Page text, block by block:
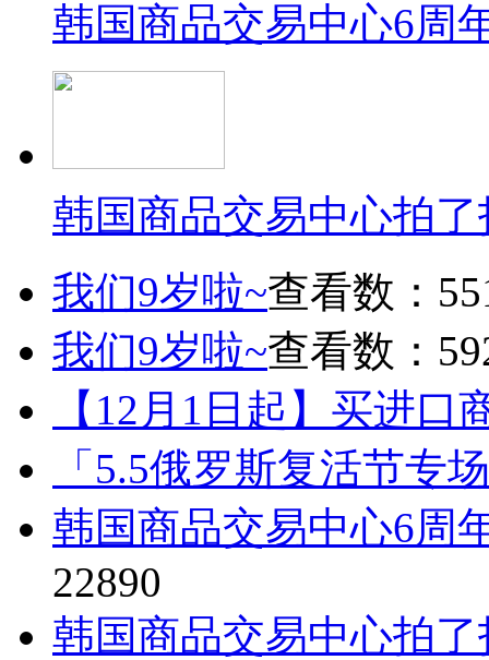
韩国商品交易中心6周
韩国商品交易中心拍
我们9岁啦~查看数：
我们9岁啦~查看数：
【12月1日起】买进口
「5.5俄罗斯复活节专
韩国商品交易中心6周
22890
韩国商品交易中心拍